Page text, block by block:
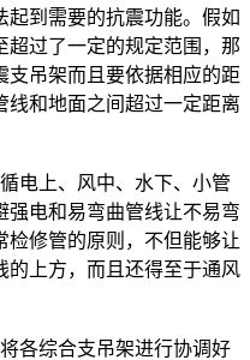
到需要的抗震功能。假如
超过了一定的规定范围，那
支吊架而且要依据相应的距
线和地面之间超过一定距离
电上、风中、水下、小管
强电和易弯曲管线让不易弯
检修管的原则，不但能够让
的上方，而且还得至于通风
各综合支吊架进行协调好